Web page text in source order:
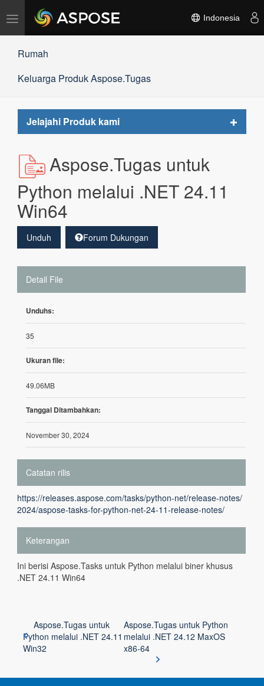
Alihkan
navigasi
Indonesia
Rumah
Keluarga Produk Aspose.Tugas
Jelajahi Produk kami
Toggle
Aspose.Tugas untuk
Python melalui .NET 24.11
Win64
Unduh Forum Dukungan
Detail File
Unduhs:
35
Ukuran file:
49.06MB
Tanggal Ditambahkan:
November 30, 2024
Catatan rilis
https://releases.aspose.com/tasks/python-net/release-notes/
2024/aspose-tasks-for-python-net-24-11-release-notes/
Keterangan
Ini berisi Aspose.Tasks untuk Python melalui biner khusus
.NET 24.11 Win64
Aspose.Tugas untuk
Python melalui .NET 24.11
Win32
Aspose.Tugas untuk Python
melalui .NET 24.12 MaxOS
x86-64